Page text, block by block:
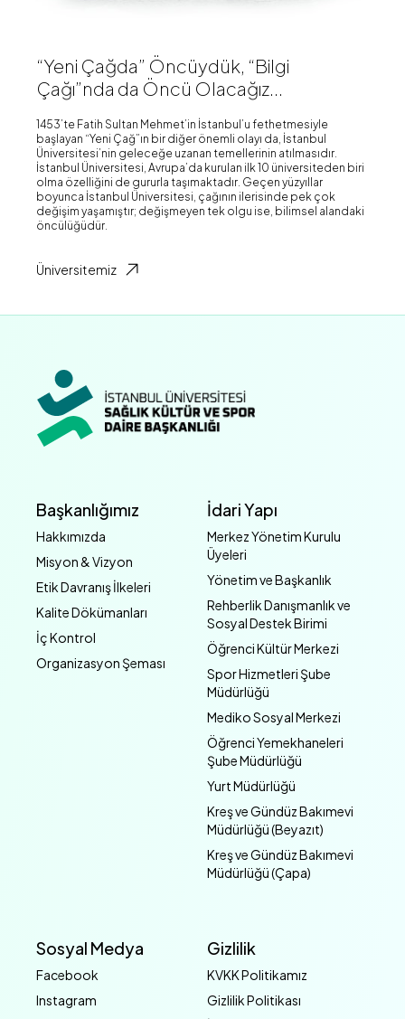
“Yeni Çağda” Öncüydük, “Bilgi
Çağı”nda da Öncü Olacağız...
1453’te Fatih Sultan Mehmet’in İstanbul’u fethetmesiyle
başlayan “Yeni Çağ”ın bir diğer önemli olayı da, İstanbul
Üniversitesi’nin geleceğe uzanan temellerinin atılmasıdır.
İstanbul Üniversitesi, Avrupa’da kurulan ilk 10 üniversiteden biri
olma özelliğini de gururla taşımaktadır. Geçen yüzyıllar
boyunca İstanbul Üniversitesi, çağının ilerisinde pek çok
değişim yaşamıştır; değişmeyen tek olgu ise, bilimsel alandaki
öncülüğüdür.
Üniversitemiz
Başkanlığımız
Hakkımızda
Misyon & Vizyon
Etik Davranış İlkeleri
Kalite Dökümanları
İç Kontrol
Organizasyon Şeması
İdari Yapı
Merkez Yönetim Kurulu
Üyeleri
Yönetim ve Başkanlık
Rehberlik Danışmanlık ve
Sosyal Destek Birimi
Öğrenci Kültür Merkezi
Spor Hizmetleri Şube
Müdürlüğü
Mediko Sosyal Merkezi
Öğrenci Yemekhaneleri
Şube Müdürlüğü
Yurt Müdürlüğü
Kreş ve Gündüz Bakımevi
Müdürlüğü (Beyazıt)
Kreş ve Gündüz Bakımevi
Müdürlüğü (Çapa)
Sosyal Medya
Facebook
Instagram
Gizlilik
KVKK Politikamız
Gizlilik Politikası